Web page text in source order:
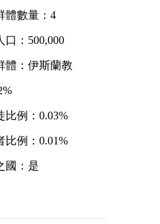
體數量：4
口：500,000
體：伊斯蘭教
比例：0.03%
比例：0.01%
國：是